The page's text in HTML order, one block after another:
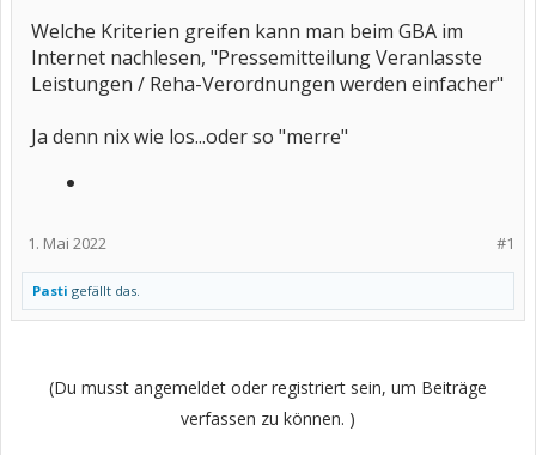
Welche Kriterien greifen kann man beim GBA im
Internet nachlesen, "Pressemitteilung Veranlasste
Leistungen / Reha-Verordnungen werden einfacher"
Ja denn nix wie los...oder so "merre"
#1
1. Mai 2022
Pasti gefällt das.
(Du musst angemeldet oder registriert sein, um Beiträge
verfassen zu können. )